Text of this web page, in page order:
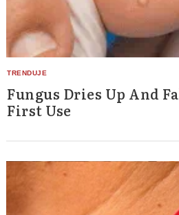
Fungus Dries Up And
First Use